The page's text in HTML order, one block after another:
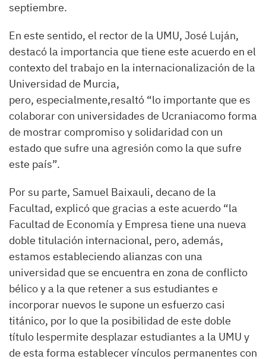
septiembre.
En este sentido, el rector de la UMU, José Luján,
destacó la importancia que tiene este acuerdo en el
contexto del trabajo en la internacionalización de la
Universidad de Murcia,
pero, especialmente,resaltó “lo importante que es
colaborar con universidades de Ucraniacomo forma
de mostrar compromiso y solidaridad con un
estado que sufre una agresión como la que sufre
este país”.
Por su parte, Samuel Baixauli, decano de la
Facultad, explicó que gracias a este acuerdo “la
Facultad de Economía y Empresa tiene una nueva
doble titulación internacional, pero, además,
estamos estableciendo alianzas con una
universidad que se encuentra en zona de conflicto
bélico y a la que retener a sus estudiantes e
incorporar nuevos le supone un esfuerzo casi
titánico, por lo que la posibilidad de este doble
título lespermite desplazar estudiantes a la UMU y
de esta forma establecer vínculos permanentes con